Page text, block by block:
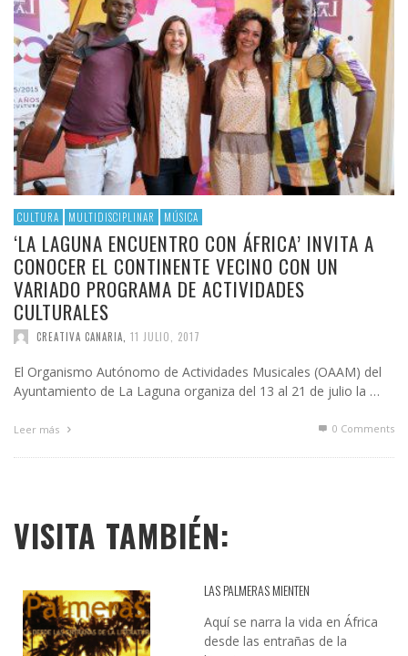
CULTURA MULTIDISCIPLINAR MÚSICA
‘LA LAGUNA ENCUENTRO CON ÁFRICA’ INVITA A
CONOCER EL CONTINENTE VECINO CON UN
VARIADO PROGRAMA DE ACTIVIDADES
CULTURALES
CREATIVA CANARIA 11 JULIO, 2017
El Organismo Autónomo de Actividades Musicales (OAAM) del
Ayuntamiento de La Laguna organiza del 13 al 21 de julio la …
Leer más 0 Comments
VISITA TAMBIÉN:
LAS PALMERAS MIENTEN
Aquí se narra la vida en África
desde las entrañas de la